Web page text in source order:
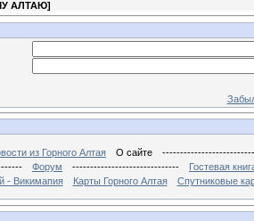
АЛТАЮ]
из Горного Алтая О сайте
Форум ------------------------------
Гостевая
- Викимапия
Карты Горного Алтая Спутниковые